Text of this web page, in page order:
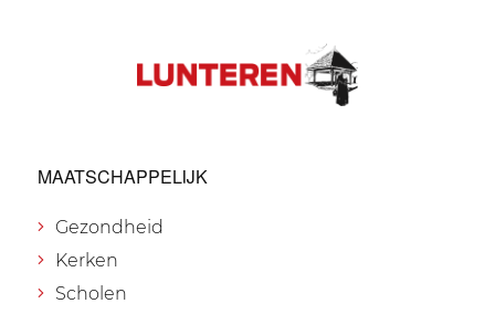
MAATSCHAPPELIJK
Gezondheid
Kerken
Scholen